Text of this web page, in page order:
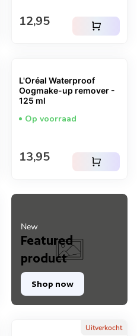
New
Featured
product
Shop now
Normale prijs
12,95 shopping_cart
L'Oréal Waterproof
Oogmake-up remover -
125 ml
Op voorraad
Normale prijs
13,95 shopping_cart
Uitverkocht